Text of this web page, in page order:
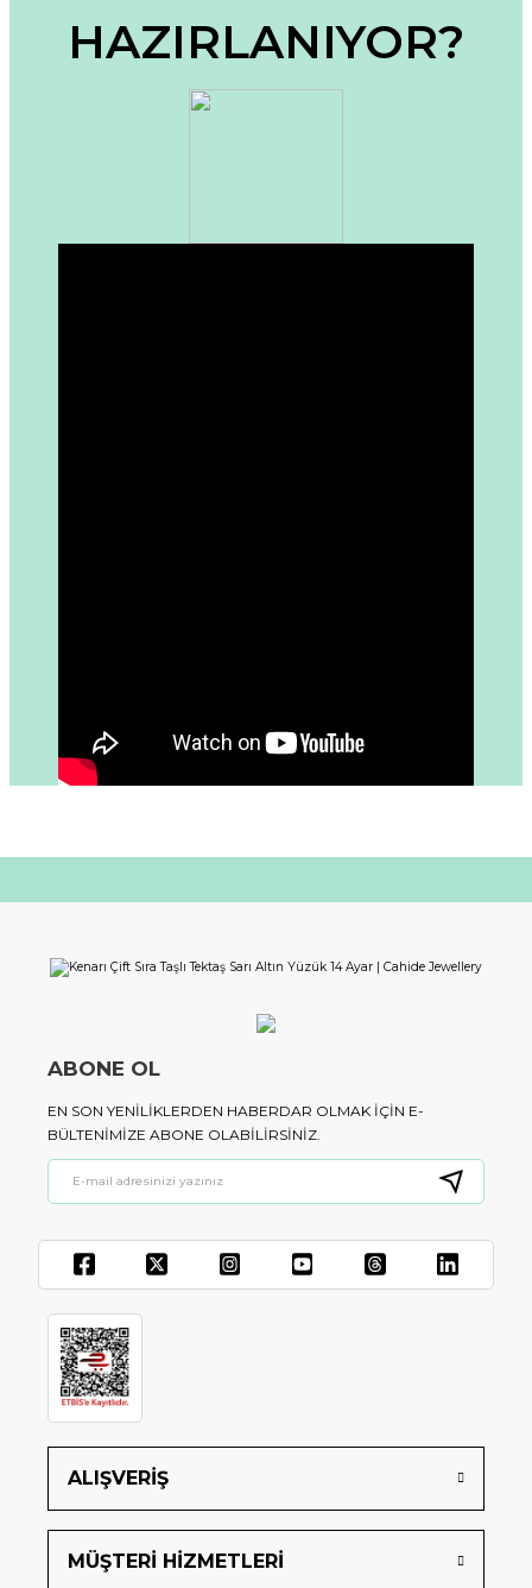
Ürün fiyatı diğer sitelerden daha pahalı.
Bu ürüne benzer farklı alternatifler olmalı.
HAZIRLANIYOR?
ALIŞVERİŞ
MÜŞTERİ HİZMETLERİ
ABONE OL
EN SON YENILIKLERDEN HABERDAR OLMAK IÇIN E-
BÜLTENIMIZE ABONE OLABILIRSINIZ.